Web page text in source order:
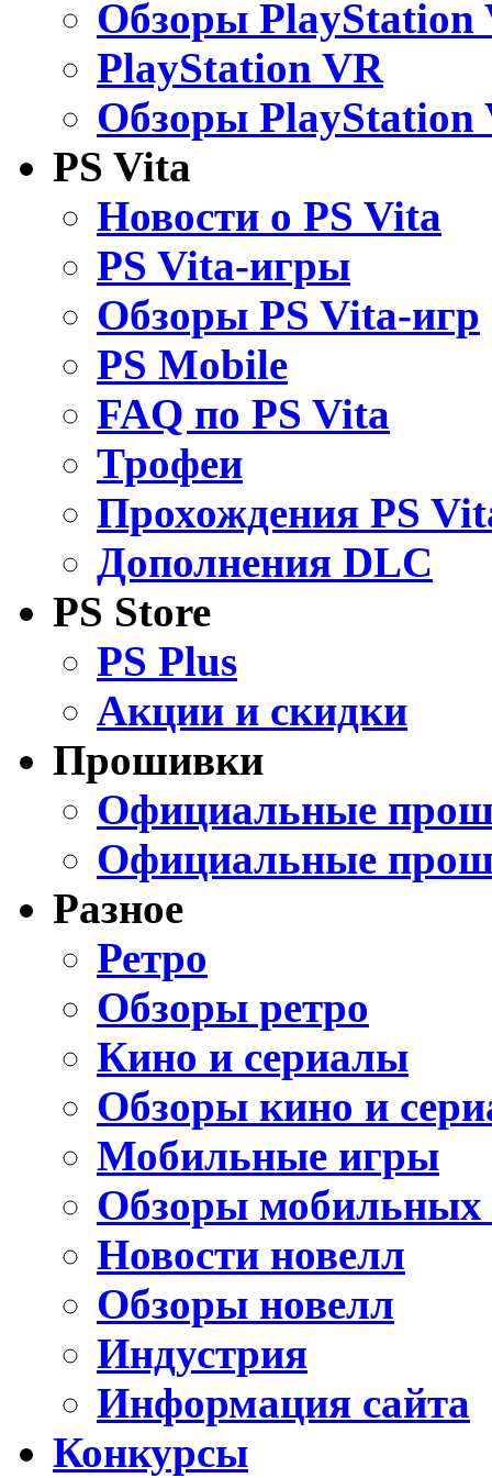
Обзоры PlayStation
PlayStation VR
Обзоры PlayStation
PS Vita
Новости о PS Vita
PS Vita-игры
Обзоры PS Vita-игр
PS Mobile
FAQ по PS Vita
Трофеи
Прохождения PS
Дополнения DLC
PS Store
PS Plus
Акции и скидки
Прошивки
Официальные
Официальные
Разное
Ретро
Обзоры ретро
Кино и сериалы
Обзоры кино и
Мобильные игры
Обзоры мобильных
Новости новелл
Обзоры новелл
Индустрия
Информация сайта
Конкурсы